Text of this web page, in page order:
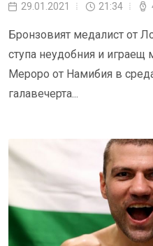
29.01.2021 21:34
Бронзовият медалист от
ступа неудобния и
Мероро от Намибия в
галавечерта...